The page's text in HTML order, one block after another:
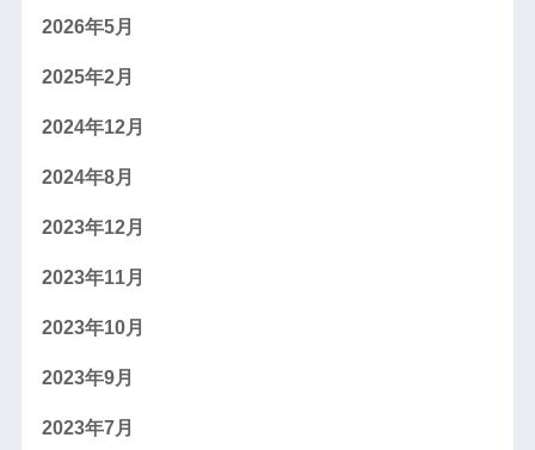
2026年5月
2025年2月
2024年12月
2024年8月
2023年12月
2023年11月
2023年10月
2023年9月
2023年7月